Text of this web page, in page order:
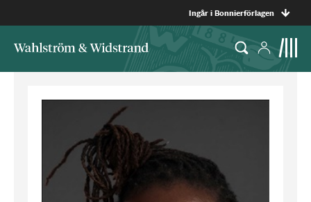
Ingår i Bonnierförlagen